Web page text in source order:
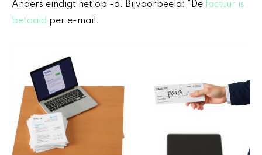
Anders eindigt het op -d. Bijvoorbeeld: “De factuur is
betaald per e-mail.